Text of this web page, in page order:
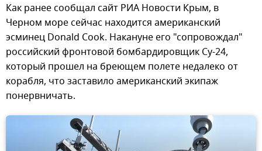
Как ранее сообщал сайт РИА Новости Крым, в
Черном море сейчас находится американский
эсминец Donald Cook. Накануне его "сопровождал"
российский фронтовой бомбардировщик Су-24,
который прошел на бреющем полете недалеко от
корабля, что заставило американский экипаж
понервничать.